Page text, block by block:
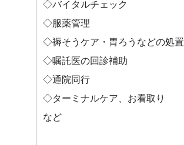
◇バイタルチェック
◇服薬管理
◇褥そうケア・胃ろうなどの処置
◇嘱託医の回診補助
◇通院同行
◇ターミナルケア、お看取り
など